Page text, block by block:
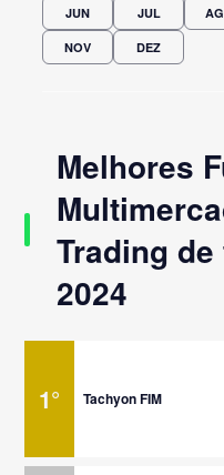
JUN JUL
NOV DEZ
Melhores
Trading
2024
1° Tachyon FIM